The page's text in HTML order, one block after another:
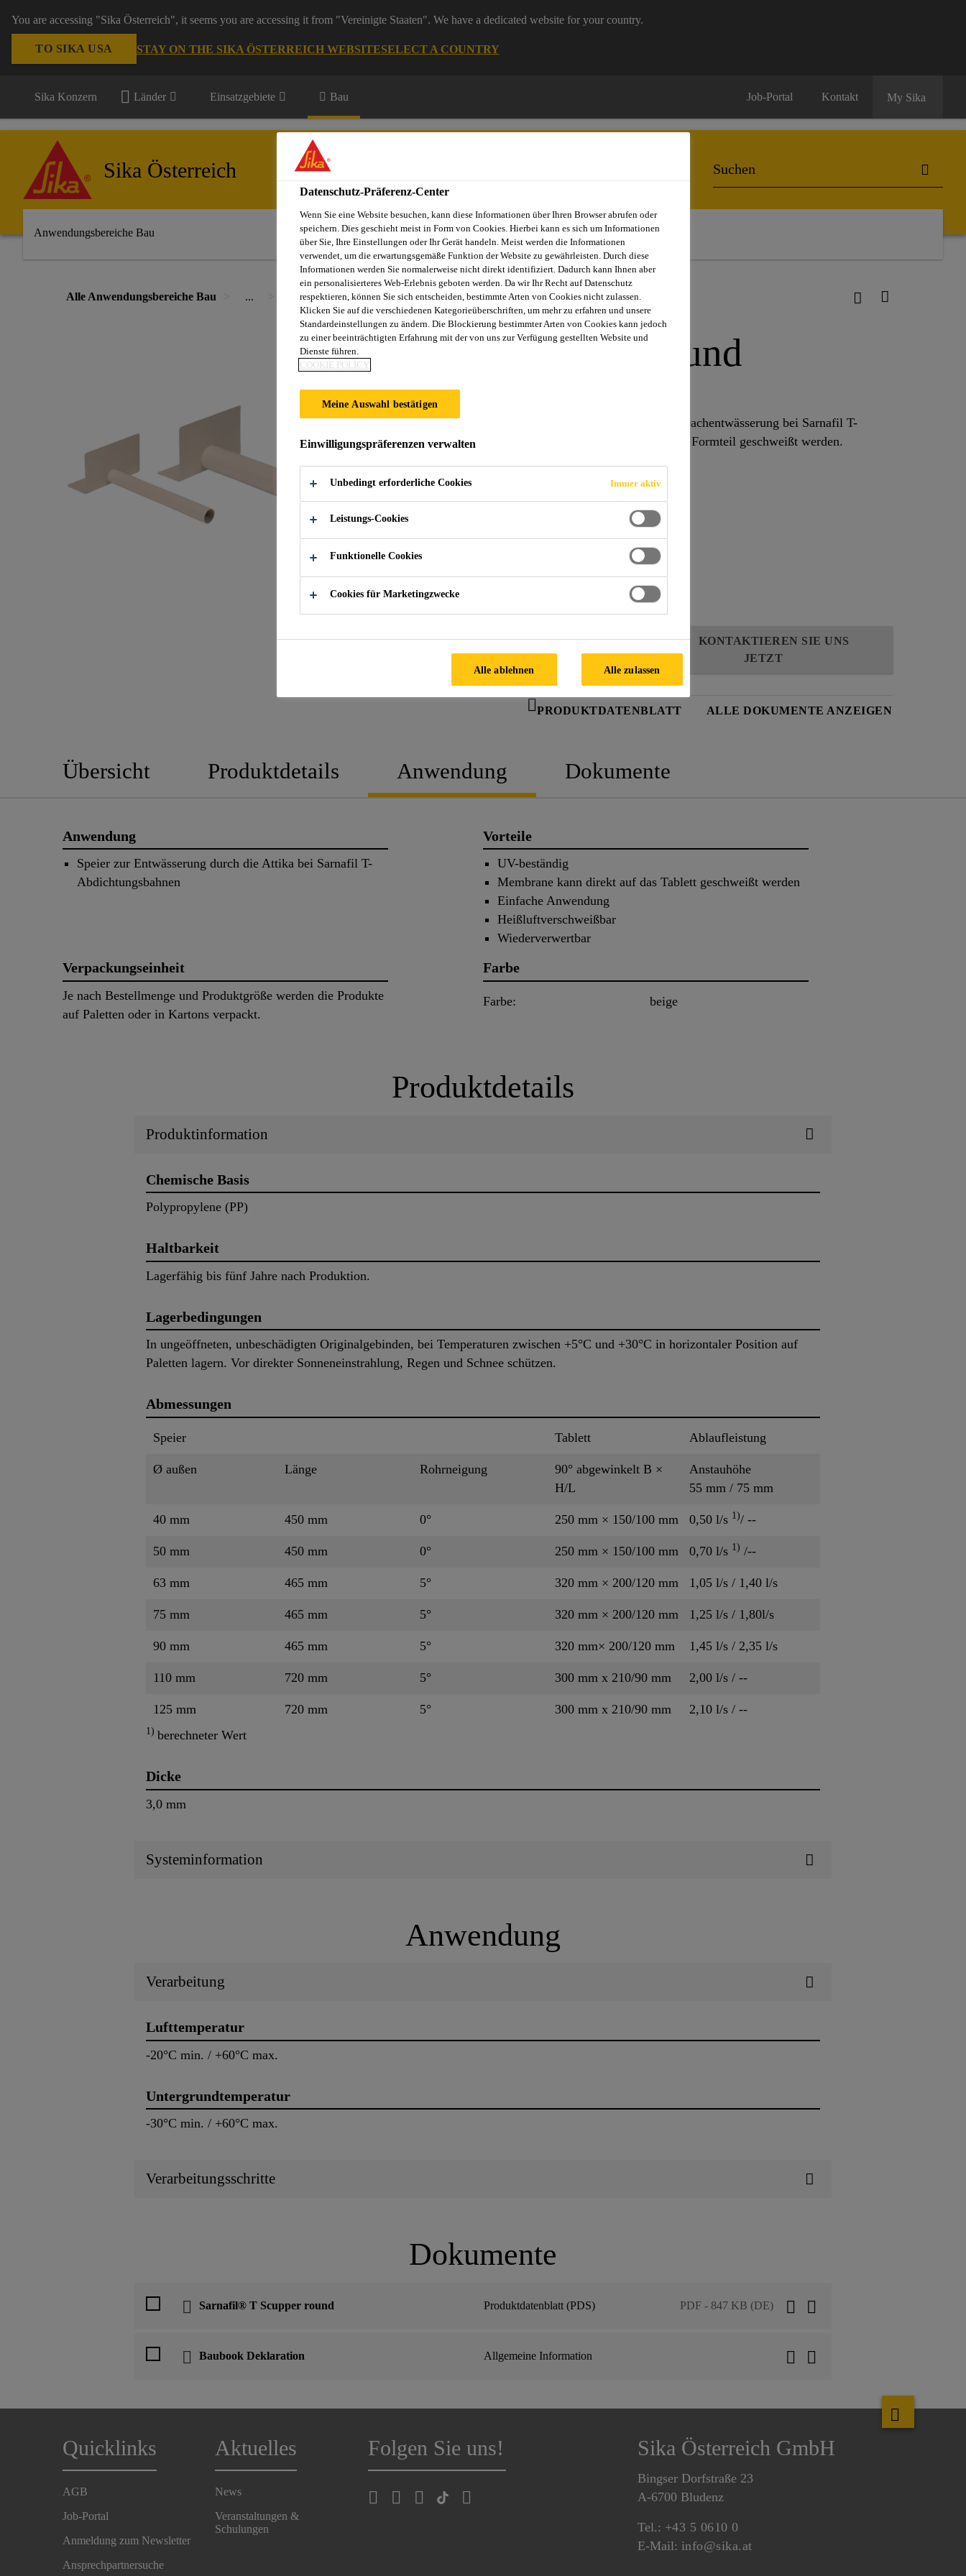
You are accessing "Sika Österreich", it seems you are accessing it from "Vereinigte Staaten". We have a dedicated website for your country.
TO SIKA USA STAY ON THE SIKA ÖSTERREICH WEBSITESELECT A COUNTRY
Sika Konzern Länder Einsatzgebiete Bau Job-Portal Kontakt My Sika
Sika Österreich
Anwendungsbereiche Bau
Alle Anwendungsbereiche Bau ... Sarnafil® T Speier rund
Sarnafil® T Speier rund
Formteil FPO für Dachentwässerung
Sarnafil® T Speier rund ist ein Spritzgussformteil (FPO) zur Dachentwässerung bei Sarnafil T-
Dachabdichtungssystemen. Die Membrane kann direkt auf das Formteil geschweißt werden.
Membrane kann direkt auf das Tablett geschweißt werden
FINDEN SIE IHREN SIKA
KONTAKTIEREN SIE UNS
JETZT
PRODUKTDATENBLATT ALLE DOKUMENTE ANZEIGEN
Übersicht Produktdetails Anwendung Dokumente
Anwendung
Speier zur Entwässerung durch die Attika bei Sarnafil T-
Abdichtungsbahnen
Vorteile
UV-beständig
Membrane kann direkt auf das Tablett geschweißt werden
Einfache Anwendung
Heißluftverschweißbar
Wiederverwertbar
Verpackungseinheit
Je nach Bestellmenge und Produktgröße werden die Produkte
auf Paletten oder in Kartons verpackt.
Farbe
Farbe: beige
Produktdetails
Produktinformation
Chemische Basis
Polypropylene (PP)
Haltbarkeit
Lagerfähig bis fünf Jahre nach Produktion.
Lagerbedingungen
In ungeöffneten, unbeschädigten Originalgebinden, bei Temperaturen zwischen +5°C und +30°C in horizontaler Position auf
Paletten lagern. Vor direkter Sonneneinstrahlung, Regen und Schnee schützen.
Abmessungen
Speier Tablett Ablaufleistung
Ø außen Länge Rohrneigung
90° abgewinkelt B ×
H/L
Anstauhöhe
55 mm / 75 mm
40 mm 450 mm 0° 250 mm × 150/100 mm 0,50 l/s 1)/ --
50 mm 450 mm 0° 250 mm × 150/100 mm 0,70 l/s 1) /--
63 mm 465 mm 5° 320 mm × 200/120 mm 1,05 l/s / 1,40 l/s
75 mm 465 mm 5° 320 mm × 200/120 mm 1,25 l/s / 1,80l/s
90 mm 465 mm 5° 320 mm× 200/120 mm 1,45 l/s / 2,35 l/s
110 mm 720 mm 5° 300 mm x 210/90 mm 2,00 l/s / --
125 mm 720 mm 5° 300 mm x 210/90 mm 2,10 l/s / --
1) berechneter Wert
Dicke
3,0 mm
Systeminformation
Anwendung
Verarbeitung
Lufttemperatur
-20°C min. / +60°C max.
Untergrundtemperatur
-30°C min. / +60°C max.
Verarbeitungsschritte
Dokumente
Sarnafil® T Scupper round Produktdatenblatt (PDS) PDF - 847 KB (DE)
Baubook Deklaration Allgemeine Information
Quicklinks
AGB
Job-Portal
Anmeldung zum Newsletter
Ansprechpartnersuche
Aktuelles
News
Veranstaltungen &
Schulungen
Folgen Sie uns! Sika Österreich GmbH
Bingser Dorfstraße 23
A-6700 Bludenz
Tel.: +43 5 0610 0
E-Mail: info@sika.at
Datenschutz-Präferenz-Center
Wenn Sie eine Website besuchen, kann diese Informationen über Ihren Browser abrufen oder
speichern. Dies geschieht meist in Form von Cookies. Hierbei kann es sich um Informationen
über Sie, Ihre Einstellungen oder Ihr Gerät handeln. Meist werden die Informationen
verwendet, um die erwartungsgemäße Funktion der Website zu gewährleisten. Durch diese
Informationen werden Sie normalerweise nicht direkt identifiziert. Dadurch kann Ihnen aber
ein personalisierteres Web-Erlebnis geboten werden. Da wir Ihr Recht auf Datenschutz
respektieren, können Sie sich entscheiden, bestimmte Arten von Cookies nicht zulassen.
Klicken Sie auf die verschiedenen Kategorieüberschriften, um mehr zu erfahren und unsere
Standardeinstellungen zu ändern. Die Blockierung bestimmter Arten von Cookies kann jedoch
zu einer beeinträchtigten Erfahrung mit der von uns zur Verfügung gestellten Website und
Dienste führen.
COOKIE POLICY
Meine Auswahl bestätigen
Einwilligungspräferenzen verwalten
Unbedingt erforderliche Cookies Immer aktiv
Leistungs-Cookies
Funktionelle Cookies
Cookies für Marketingzwecke
Alle ablehnen Alle zulassen